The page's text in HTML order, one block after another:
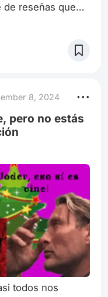
de reseñas que
compartir mis
que comencé a
No se
tanto como a
8, 2024
pero no estás
todos nos